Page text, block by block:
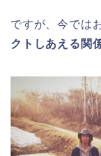
ですが、今では
クトしあえる関